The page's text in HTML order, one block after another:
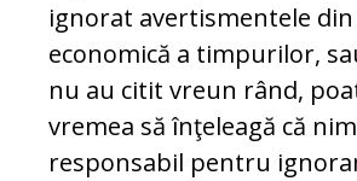
igno­rat avertismentele
economică a timpurilor,
nu au citit vreun rând,
vremea să în­ţeleagă că
responsabil pen­tru